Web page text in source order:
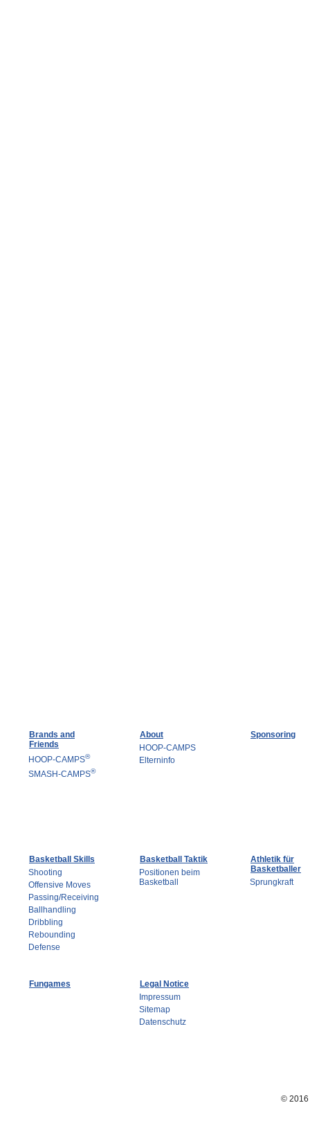
Brands and
Friends
HOOP-CAMPS®
SMASH-CAMPS®
About
HOOP-CAMPS
Elterninfo
Sponsoring
Basketball Skills
Shooting
Offensive Moves
Passing/Receiving
Ballhandling
Dribbling
Rebounding
Defense
Basketball Taktik
Positionen beim
Basketball
Athletik für
Basketballer
Sprungkraft
Fungames
Legal Notice
Impressum
Sitemap
Datenschutz
© 2016